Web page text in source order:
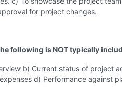
for project changes.
following is NOT typically
b) Current status of project
d) Performance against